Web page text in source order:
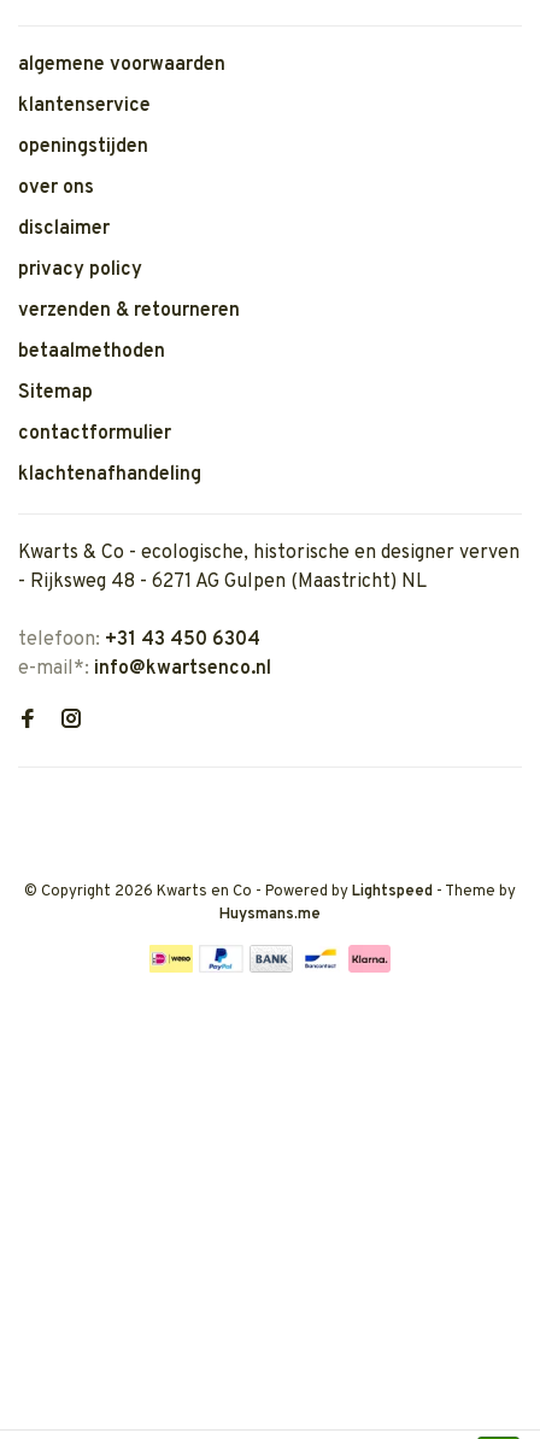
algemene voorwaarden
klantenservice
openingstijden
over ons
disclaimer
privacy policy
verzenden & retourneren
betaalmethoden
Sitemap
contactformulier
klachtenafhandeling
Kwarts & Co - ecologische, historische en designer verven
- Rijksweg 48 - 6271 AG Gulpen (Maastricht) NL
telefoon: +31 43 450 6304
e-mail*: info@kwartsenco.nl
© Copyright 2026 Kwarts en Co - Powered byLightspeed - Theme by
Huysmans.me